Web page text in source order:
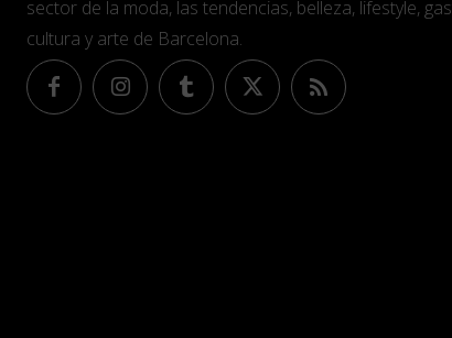
sector de la moda, las tendencias, belleza, lifestyle,
cultura y arte de Barcelona.